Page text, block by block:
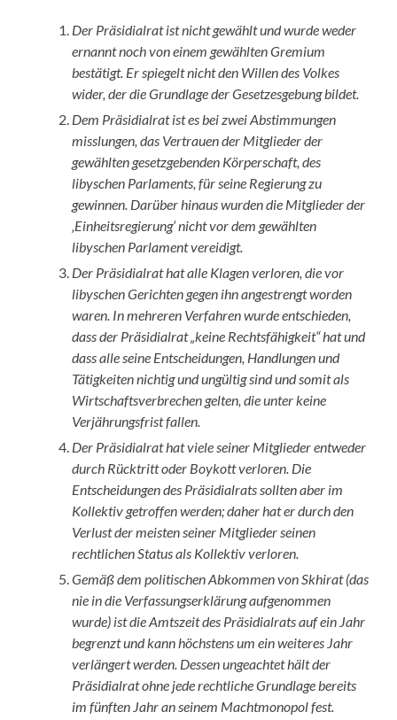
Der Präsidialrat ist nicht gewählt und wurde weder
ernannt noch von einem gewählten Gremium
bestätigt. Er spiegelt nicht den Willen des Volkes
wider, der die Grundlage der Gesetzesgebung bildet.
Dem Präsidialrat ist es bei zwei Abstimmungen
misslungen, das Vertrauen der Mitglieder der
gewählten gesetzgebenden Körperschaft, des
libyschen Parlaments, für seine Regierung zu
gewinnen. Darüber hinaus wurden die Mitglieder der
‚Einheitsregierung‘ nicht vor dem gewählten
libyschen Parlament vereidigt.
Der Präsidialrat hat alle Klagen verloren, die vor
libyschen Gerichten gegen ihn angestrengt worden
waren. In mehreren Verfahren wurde entschieden,
dass der Präsidialrat „keine Rechtsfähigkeit“ hat und
dass alle seine Entscheidungen, Handlungen und
Tätigkeiten nichtig und ungültig sind und somit als
Wirtschaftsverbrechen gelten, die unter keine
Verjährungsfrist fallen.
Der Präsidialrat hat viele seiner Mitglieder entweder
durch Rücktritt oder Boykott verloren. Die
Entscheidungen des Präsidialrats sollten aber im
Kollektiv getroffen werden; daher hat er durch den
Verlust der meisten seiner Mitglieder seinen
rechtlichen Status als Kollektiv verloren.
Gemäß dem politischen Abkommen von Skhirat (das
nie in die Verfassungserklärung aufgenommen
wurde) ist die Amtszeit des Präsidialrats auf ein Jahr
begrenzt und kann höchstens um ein weiteres Jahr
verlängert werden. Dessen ungeachtet hält der
Präsidialrat ohne jede rechtliche Grundlage bereits
im fünften Jahr an seinem Machtmonopol fest.